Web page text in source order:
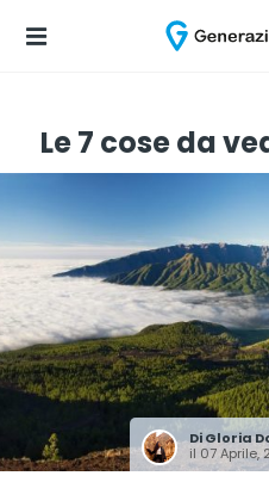
Le 7 cose da
DiGloria
il 07 Aprile,